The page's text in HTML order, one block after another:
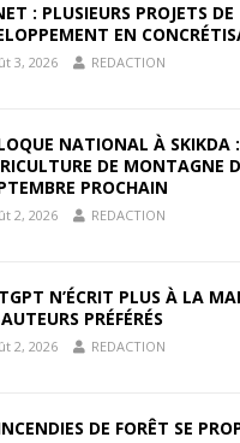
: PLUSIEURS PROJETS DE
EN
3, 2026 REDACTION
NATIONAL À SKIKDA :
DE MONTAGNE
PROCHAIN
2, 2026 REDACTION
N’ÉCRIT PLUS À LA
PRÉFÉRÉS
2, 2026 REDACTION
DE FORÊT SE